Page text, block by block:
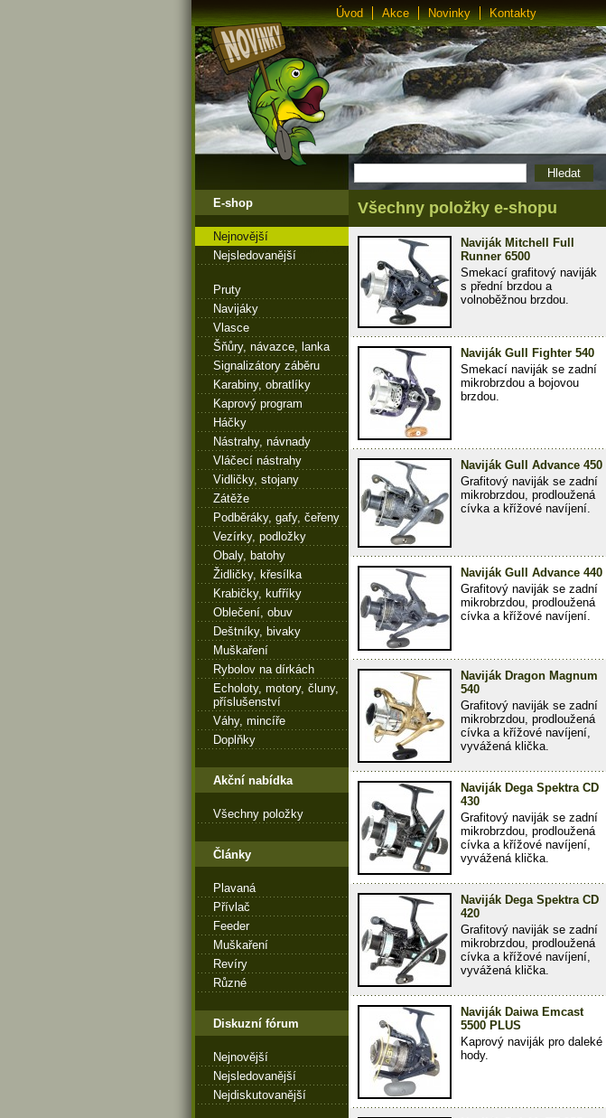
Úvod Akce Novinky Kontakty
E-shop
Nejnovější
Nejsledovanější
Pruty
Navijáky
Vlasce
Šňůry, návazce, lanka
Signalizátory záběru
Karabiny, obratlíky
Kaprový program
Háčky
Nástrahy, návnady
Vláčecí nástrahy
Vidličky, stojany
Zátěže
Podběráky, gafy, čeřeny
Vezírky, podložky
Obaly, batohy
Židličky, křesílka
Krabičky, kufříky
Oblečení, obuv
Deštníky, bivaky
Muškaření
Rybolov na dírkách
Echoloty, motory, čluny,
příslušenství
Váhy, mincíře
Doplňky
Akční nabídka
Všechny položky
Články
Plavaná
Přívlač
Feeder
Muškaření
Revíry
Různé
Diskuzní fórum
Nejnovější
Nejsledovanější
Nejdiskutovanější
Všechny položky e-shopu
Naviják Mitchell Full
Runner 6500
Smekací grafitový naviják
s přední brzdou a
volnoběžnou brzdou.
Naviják Gull Fighter 540
Smekací naviják se zadní
mikrobrzdou a bojovou
brzdou.
Naviják Gull Advance 450
Grafitový naviják se zadní
mikrobrzdou, prodloužená
cívka a křížové navíjení.
Naviják Gull Advance 440
Grafitový naviják se zadní
mikrobrzdou, prodloužená
cívka a křížové navíjení.
Naviják Dragon Magnum
540
Grafitový naviják se zadní
mikrobrzdou, prodloužená
cívka a křížové navíjení,
vyvážená klička.
Naviják Dega Spektra CD
430
Grafitový naviják se zadní
mikrobrzdou, prodloužená
cívka a křížové navíjení,
vyvážená klička.
Naviják Dega Spektra CD
420
Grafitový naviják se zadní
mikrobrzdou, prodloužená
cívka a křížové navíjení,
vyvážená klička.
Naviják Daiwa Emcast
5500 PLUS
Kaprový naviják pro daleké
hody.